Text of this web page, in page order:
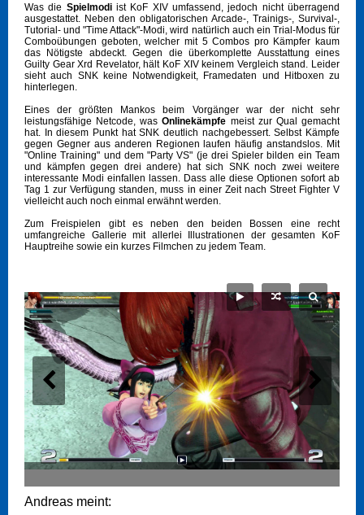
Was die Spielmodiist KoF XIV umfassend, jedoch nicht überragend
ausgestattet. Neben den obligatorischen Arcade-, Trainigs-, Survival-,
Tutorial- und "Time Attack"-Modi, wird natürlich auch ein Trial-Modus für
Comboübungen geboten, welcher mit 5 Combos pro Kämpfer kaum
das Nötigste abdeckt. Gegen die überkomplette Ausstattung eines
Guilty Gear Xrd Revelator, hält KoF XIV keinem Vergleich stand. Leider
sieht auch SNK keine Notwendigkeit, Framedaten und Hitboxen zu
hinterlegen.
Eines der größten Mankos beim Vorgänger war der nicht sehr
leistungsfähige Netcode, wasOnlinekämpfe meist zur Qual gemacht
hat. In diesem Punkt hat SNK deutlich nachgebessert. Selbst Kämpfe
gegen Gegner aus anderen Regionen laufen häufig anstandslos. Mit
"Online Training" und dem "Party VS" (je drei Spieler bilden ein Team
und kämpfen gegen drei andere) hat sich SNK noch zwei weitere
interessante Modi einfallen lassen. Dass alle diese Optionen sofort ab
Tag 1 zur Verfügung standen, muss in einer Zeit nach Street Fighter V
vielleicht auch noch einmal erwähnt werden.
Zum Freispielen gibt es neben den beiden Bossen eine recht
umfangreiche Gallerie mit allerlei Illustrationen der gesamten KoF
Hauptreihe sowie ein kurzes Filmchen zu jedem Team.
Andreas meint: